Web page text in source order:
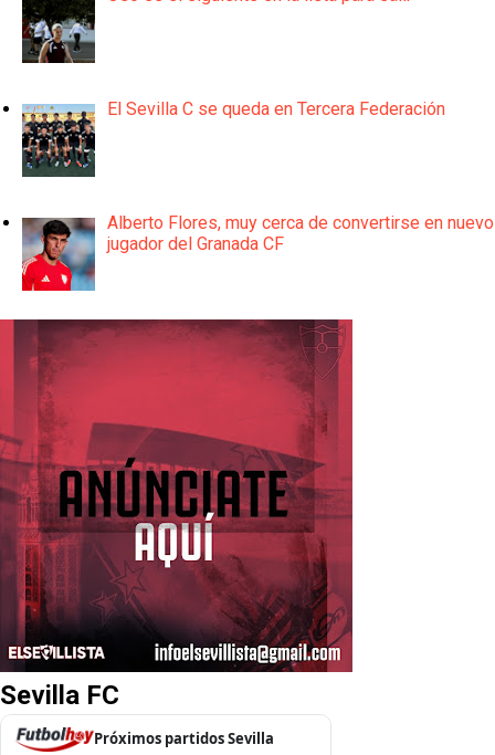
El Sevilla C se queda en Tercera Federación
Alberto Flores, muy cerca de convertirse en nuevo
jugador del Granada CF
Sevilla FC